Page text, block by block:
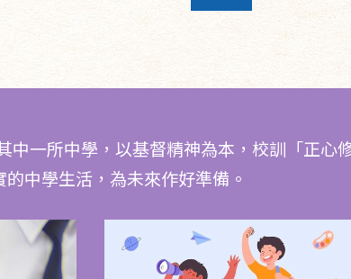
一所中學，以基督精神為本，校訓「正
中學生活，為未來作好準備。
創出高